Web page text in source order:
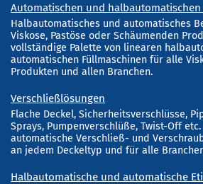
Automatischen und
Halbautomatisches und automatisches
Viskose, Pastöse oder Schäumenden
vollständige Palette von linearen
automatischen Füllmaschinen für alle
Produkten und allen Branchen.
Verschließlösungen
Flache Deckel, Sicherheitsverschlüsse,
Sprays, Pumpenverschlüße, Twist-Off
automatische Verschließ- und
an jedem Deckeltyp und für alle
Halbautomatische und automatische